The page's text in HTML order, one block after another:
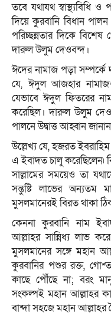
তবে যথাযথ স্বাস্থ্যবিধি ও
দিয়ে কুরবানি বিধান
পরিচ্ছন্নতার দিকে
দারুল উলুম দেওবন্দ।
ঈদের নামাজ পড়া
যে, ঈদুল আজহার
যেভাবে ঈদুল ফিতরের
করেছিল। দারুল উলুম
পালনে উদ্বাত্ত আহ্বান
উল্লেখ্য যে, হজরত
এ ইবাদত চালু করেছিলেন৷
সাল্লামের সময়েও তা
সন্তুষ্টি লাভের অন্যতম
মুসলমানেরই বিরত থাকা
কেননা কুরবানি নাম
আল্লাহর সান্নিধ্য লাভ
মুসলমানের সঙ্গে মহান
কুরবানির পশুর রক্ত,
কাছে পৌঁছে না; বরং
সংকল্পই মহান আল্লাহর
বান্দা সহজে মহান